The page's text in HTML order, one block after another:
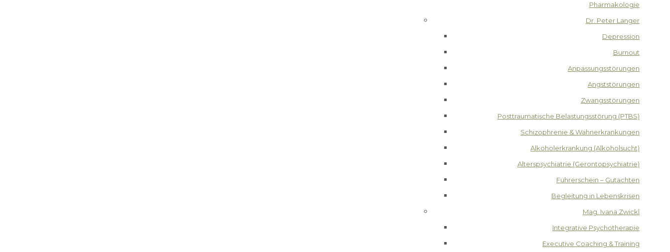
Pharmakologie
Dr. Peter Langer
Depression
Burnout
Anpassungsstörungen
Angststörungen
Zwangsstörungen
Posttraumatische Belastungsstörung (PTBS)
Schizophrenie & Wahnerkrankungen
Alkoholerkrankung (Alkoholsucht)
Alterspsychiatrie (Gerontopsychiatrie)
Führerschein – Gutachten
Begleitung in Lebenskrisen
Mag. Ivana Zwickl
Integrative Psychotherapie
Executive Coaching & Training